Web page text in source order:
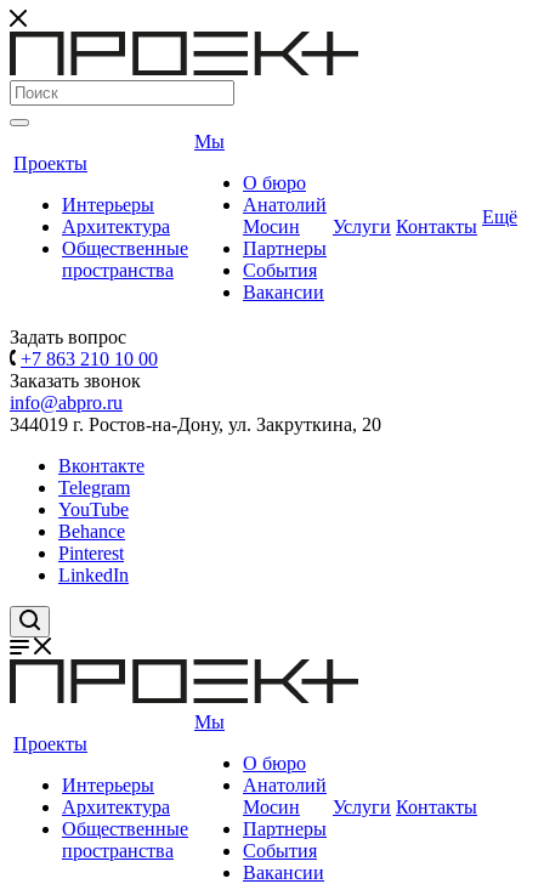
Проекты
Интерьеры
Архитектура
Общественные
пространства
Мы
О бюро
Анатолий
Мосин
Партнеры
События
Вакансии
Услуги Контакты Ещё
Задать вопрос
+7 863 210 10 00
Заказать звонок
info@abpro.ru
344019 г. Ростов-на-Дону, ул. Закруткина, 20
Вконтакте
Telegram
YouTube
Behance
Pinterest
LinkedIn
Проекты
Интерьеры
Архитектура
Общественные
пространства
Мы
О бюро
Анатолий
Мосин
Партнеры
События
Вакансии
Услуги Контакты